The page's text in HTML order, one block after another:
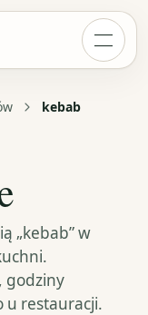
kebab
„kebab” w
godziny
u restauracji.